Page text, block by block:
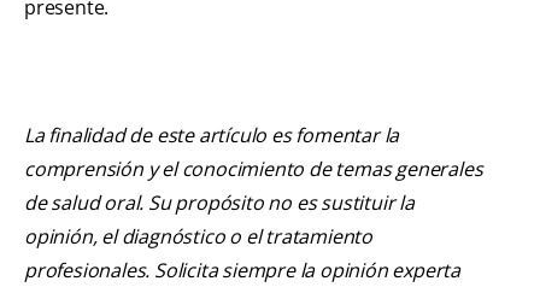
presente.
La finalidad de este artículo es fomentar la
comprensión y el conocimiento de temas generales
de salud oral. Su propósito no es sustituir la
opinión, el diagnóstico o el tratamiento
profesionales. Solicita siempre la opinión experta